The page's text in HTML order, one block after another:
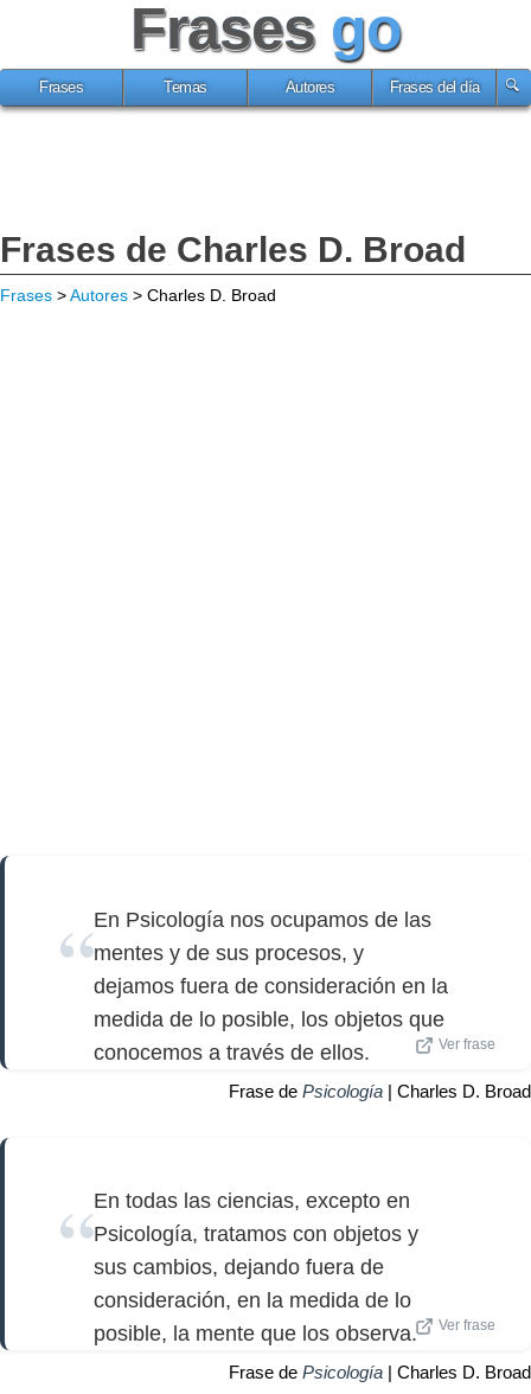
Frases go
Frases Temas Autores Frases del día
Frases de Charles D. Broad
Frases >Autores > Charles D. Broad
En Psicología nos ocupamos de las
mentes y de sus procesos, y
dejamos fuera de consideración en la
medida de lo posible, los objetos que
conocemos a través de ellos.
Ver frase
Frase de Psicología | Charles D. Broad
En todas las ciencias, excepto en
Psicología, tratamos con objetos y
sus cambios, dejando fuera de
consideración, en la medida de lo
posible, la mente que los observa.
Ver frase
Frase de Psicología | Charles D. Broad